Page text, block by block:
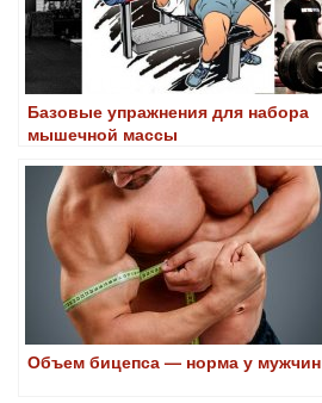
Базовые упражнения для набора
мышечной массы
Объем бицепса — норма у мужчин